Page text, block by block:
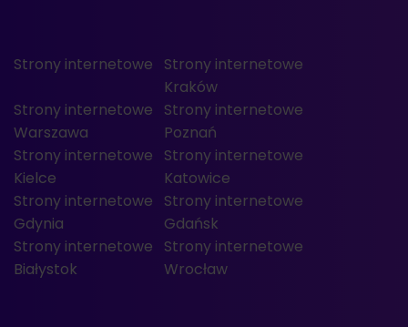
Strony internetowe
Strony internetowe
Kraków
Strony internetowe
Warszawa
Strony internetowe
Poznań
Strony internetowe
Kielce
Strony internetowe
Katowice
Strony internetowe
Gdynia
Strony internetowe
Gdańsk
Strony internetowe
Białystok
Strony internetowe
Wrocław